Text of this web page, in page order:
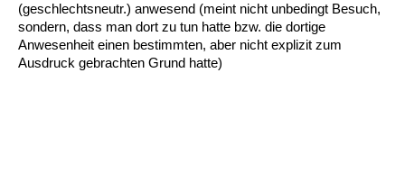
(geschlechtsneutr.) anwesend (meint nicht unbedingt Besuch,
sondern, dass man dort zu tun hatte bzw. die dortige
Anwesenheit einen bestimmten, aber nicht explizit zum
Ausdruck gebrachten Grund hatte)